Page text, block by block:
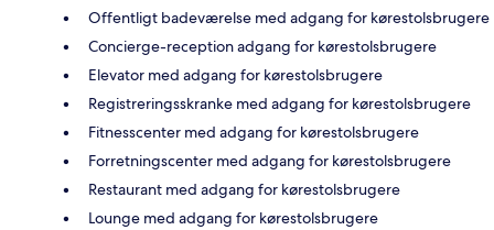
Offentligt badeværelse med adgang for kørestolsbrugere
Concierge-reception adgang for kørestolsbrugere
Elevator med adgang for kørestolsbrugere
Registreringsskranke med adgang for kørestolsbrugere
Fitnesscenter med adgang for kørestolsbrugere
Forretningscenter med adgang for kørestolsbrugere
Restaurant med adgang for kørestolsbrugere
Lounge med adgang for kørestolsbrugere